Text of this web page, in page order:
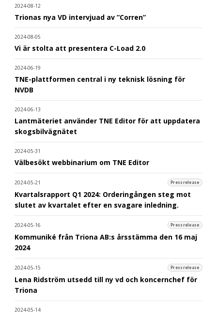
2024-08-12
Trionas nya VD intervjuad av ”Corren”
2024-08-05
Vi är stolta att presentera C-Load 2.0
2024-06-19
TNE-plattformen central i ny teknisk lösning för
NVDB
2024-06-13
Lantmäteriet använder TNE Editor för att uppdatera
skogsbilvägnätet
2024-05-31
Välbesökt webbinarium om TNE Editor
2024-05-21 Pressrelease
Kvartalsrapport Q1 2024: Orderingången steg mot
slutet av kvartalet efter en svagare inledning.
2024-05-16 Pressrelease
Kommuniké från Triona AB:s årsstämma den 16 maj
2024
2024-05-15 Pressrelease
Lena Ridström utsedd till ny vd och koncernchef för
Triona
2024-05-14